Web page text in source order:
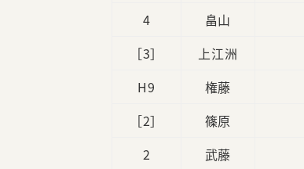
4
畠山
［3］
上江洲
H9
権藤
［2］
篠原
2
武藤